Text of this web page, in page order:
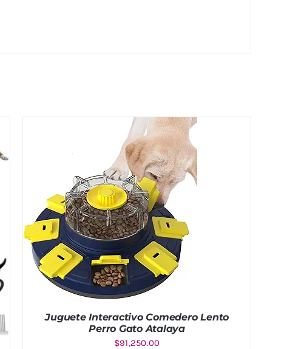
Juguete Interactivo Comedero Lento
Perro Gato Atalaya
$91,250.00